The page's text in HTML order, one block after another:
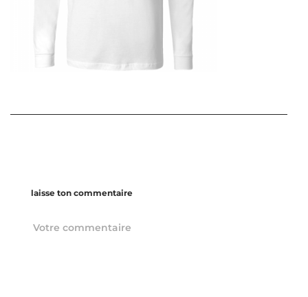
laisse ton commentaire